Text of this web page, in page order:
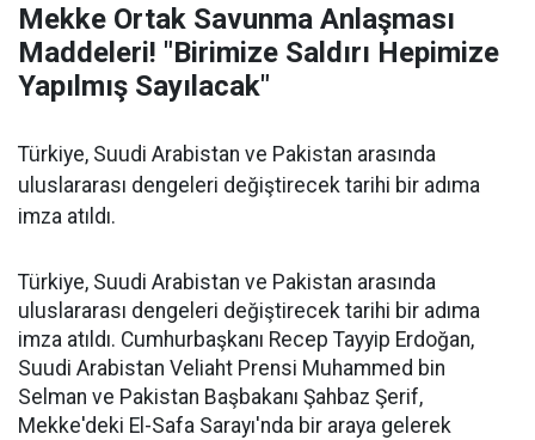
Mekke Ortak Savunma Anlaşması
Maddeleri! "Birimize Saldırı Hepimize
Yapılmış Sayılacak"
Türkiye, Suudi Arabistan ve Pakistan arasında
uluslararası dengeleri değiştirecek tarihi bir adıma
imza atıldı.
Türkiye, Suudi Arabistan ve Pakistan arasında
uluslararası dengeleri değiştirecek tarihi bir adıma
imza atıldı. Cumhurbaşkanı Recep Tayyip Erdoğan,
Suudi Arabistan Veliaht Prensi Muhammed bin
Selman ve Pakistan Başbakanı Şahbaz Şerif,
Mekke'deki El-Safa Sarayı'nda bir araya gelerek